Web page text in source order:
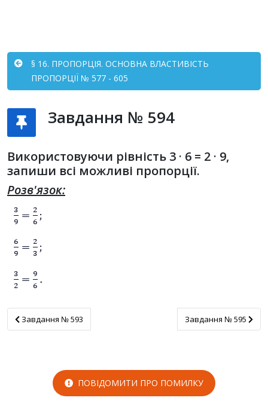
§ 16. ПРОПОРЦІЯ. ОСНОВНА ВЛАСТИВІСТЬ
ПРОПОРЦІЇ № 577 - 605
Завдання № 594
Використовуючи рівність 3 · 6 = 2 · 9,
запиши всі можливі пропорції.
Розв'язок:
Завдання № 593
Завдання № 593 Завдання № 595
Завдання № 595
ПОВІДОМИТИ ПРО ПОМИЛКУ